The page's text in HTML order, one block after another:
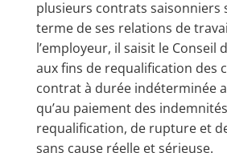
plusieurs contrats saisonniers
terme de ses relations de
l’employeur, il saisit le Conseil
aux fins de requalification des
contrat à durée indéterminée
qu’au paiement des
requalification, de rupture et
sans cause réelle et sérieuse.